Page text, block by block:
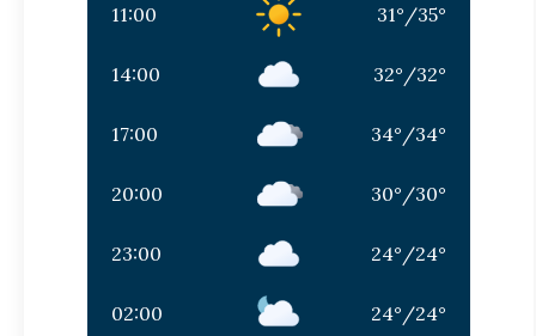
11:00 31° /35°
14:00 32° /32°
17:00 34° /34°
20:00 30° /30°
23:00 24° /24°
02:00 24° /24°